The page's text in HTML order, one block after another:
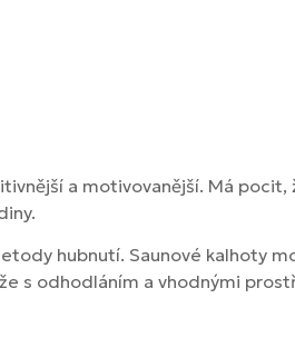
a motivovanější. Má pocit,
hubnutí. Saunové kalhoty
s odhodláním a vhodnými